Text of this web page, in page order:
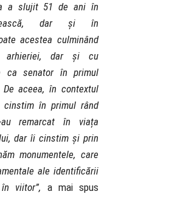
a slujit 51 de ani în
dar și în
acestea culminând
arhieriei, dar și cu
ca senator în primul
aceea, în contextul
cinstim în primul rând
remarcat în viața
dar îi cinstim și prin
monumentele, care
ale identificării
viitor”, a mai spus